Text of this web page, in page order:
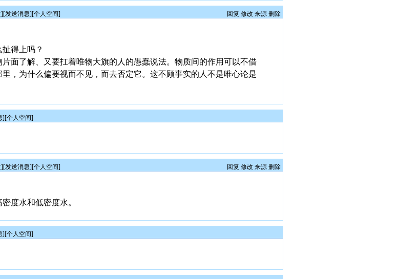
][发送消息][个人空间] 回复 修改 来源 删除
得上吗？
面了解、又要扛着唯物大旗的人的愚蠢说法。物质间的作用可以不借
，为什么偏要视而不见，而去否定它。这不顾事实的人不是唯心论是
][个人空间]
][发送消息][个人空间] 回复 修改 来源 删除
度水和低密度水。
][个人空间]